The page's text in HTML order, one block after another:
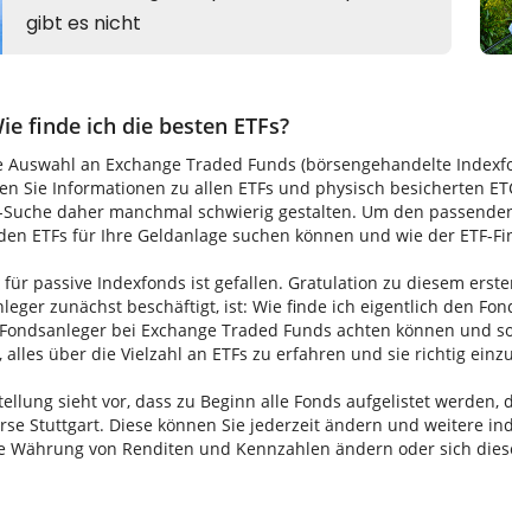
finde ich die besten ETFs?
Auswahl an Exchange Traded Funds (börsengehandelte
Sie Informationen zu allen ETFs und physisch besicherten
Suche daher manchmal schwierig gestalten. Um den
ETFs für Ihre Geldanlage suchen können und wie der
für passive Indexfonds ist gefallen. Gratulation zu diesem
zunächst beschäftigt, ist: Wie finde ich eigentlich den
bei Exchange Traded Funds achten können und
alles über die Vielzahl an ETFs zu erfahren und sie richtig
sieht vor, dass zu Beginn alle Fonds aufgelistet
Stuttgart. Diese können Sie jederzeit ändern und weitere
Währung von Renditen und Kennzahlen ändern oder sich